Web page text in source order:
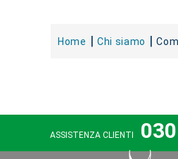
Home Chi siamo
ASSISTENZA CLIENTI